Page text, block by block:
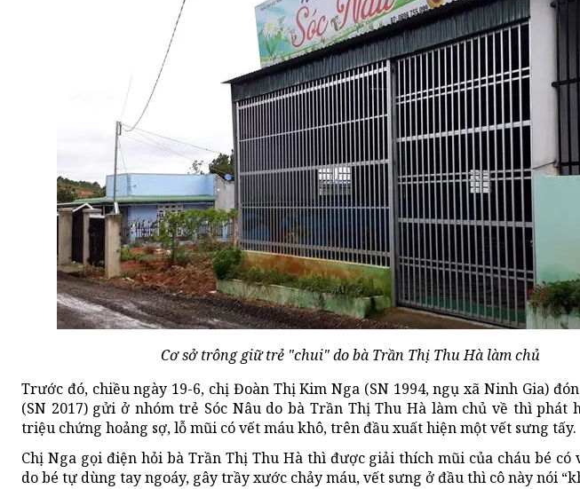
Cơ sở trông giữ trẻ "chui" do bà Trần Thị Thu Hà làm chủ
Trước đó, chiều ngày 19-6, chị Đoàn Thị Kim Nga (SN 1994, ngụ xã Ninh Gia) đón
(SN 2017) gửi ở nhóm trẻ Sóc Nâu do bà Trần Thị Thu Hà làm chủ về thì phát
triệu chứng hoảng sợ, lỗ mũi có vết máu khô, trên đầu xuất hiện một vết sưng tấy.
Chị Nga gọi điện hỏi bà Trần Thị Thu Hà thì được giải thích mũi của cháu bé có
do bé tự dùng tay ngoáy, gây trầy xước chảy máu, vết sưng ở đầu thì cô này nói